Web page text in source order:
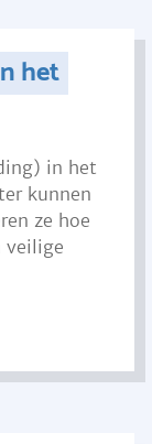
het
in het
kunnen
ze hoe
veilige